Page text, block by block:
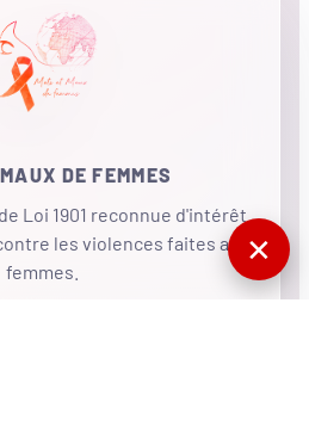
DE FEMMES
Loi 1901 reconnue d'intérêt
les violences faites aux
femmes.
✕